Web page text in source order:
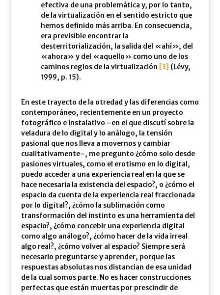
efectiva de una problemática y, por lo tanto,
de la virtualización en el sentido estricto que
hemos definido más arriba. En consecuencia,
era previsible encontrar la
desterritorialización, la salida del «ahí», del
«ahora» y del «aquello» como uno de los
caminos regios de la virtualización [3] (Lévy,
1999, p. 15).
En este trayecto de la otredad y las diferencias como
contemporáneo, recientemente en un proyecto
fotográfico e instalativo –en el que discutí sobre la
veladura de lo digital y lo análogo, la tensión
pasional que nos lleva a movernos y cambiar
cualitativamente–, me pregunto ¿cómo solo desde
pasiones virtuales, como el erotismo en lo digital,
puedo acceder a una experiencia real en la que se
hace necesaria la existencia del espacio?, o ¿cómo el
espacio da cuenta de la experiencia real fraccionada
por lo digital?, ¿cómo la sublimación como
transformación del instinto es una herramienta del
espacio?, ¿cómo concebir una experiencia digital
como algo análogo?, ¿cómo hacer de la vida irreal
algo real?, ¿cómo volver al espacio? Siempre será
necesario preguntarse y aprender, porque las
respuestas absolutas nos distancian de esa unidad
de la cual somos parte. No es hacer construcciones
perfectas que están muertas por prescindir de